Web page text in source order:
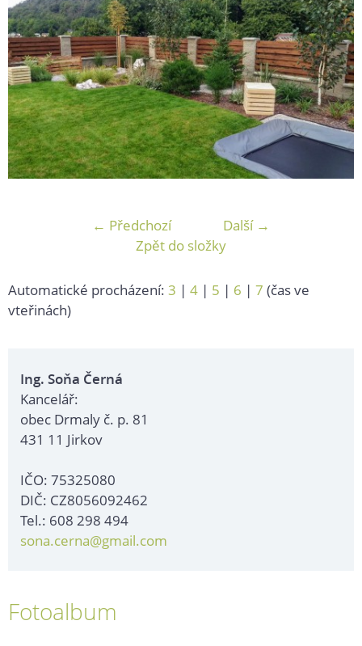
← Předchozí
Další →
Zpět do složky
Automatické procházení: 3 | 4 | 5 | 6 | 7 (čas ve
vteřinách)
Ing. Soňa Černá
Kancelář:
obec Drmaly č. p. 81
431 11 Jirkov
IČO: 75325080
DIČ: CZ8056092462
Tel.: 608 298 494
sona.cerna@gmail.com
Fotoalbum